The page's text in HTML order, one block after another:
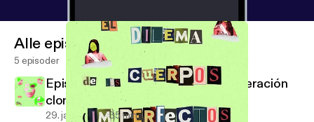
Alle episoder
5 episoder
Episodio 4: Instagram Face y la generación
clon
29. jan. 2025 35 min